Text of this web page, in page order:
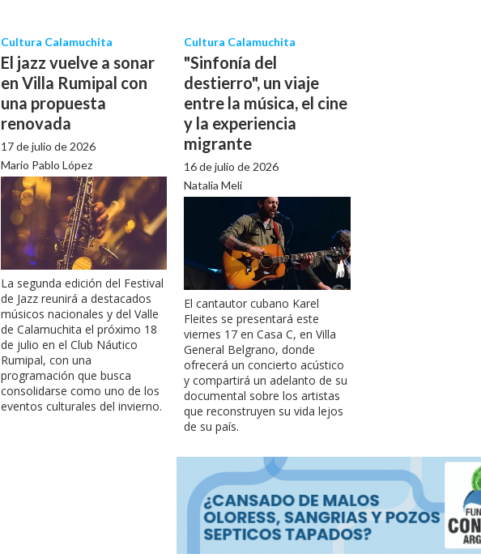
El jazz vuelve a sonar
en Villa Rumipal con
una propuesta
renovada
Mario Pablo López
Cultura Calamuchita
17 de julio de 2026
La segunda edición del Festival
de Jazz reunirá a destacados
músicos nacionales y del Valle
de Calamuchita el próximo 18
de julio en el Club Náutico
Rumipal, con una
programación que busca
consolidarse como uno de los
eventos culturales del invierno.
"Sinfonía del
destierro", un viaje
entre la música, el cine
y la experiencia
migrante
Natalia Meli
Cultura Calamuchita
16 de julio de 2026
El cantautor cubano Karel
Fleites se presentará este
viernes 17 en Casa C, en Villa
General Belgrano, donde
ofrecerá un concierto acústico
y compartirá un adelanto de su
documental sobre los artistas
que reconstruyen su vida lejos
de su país.